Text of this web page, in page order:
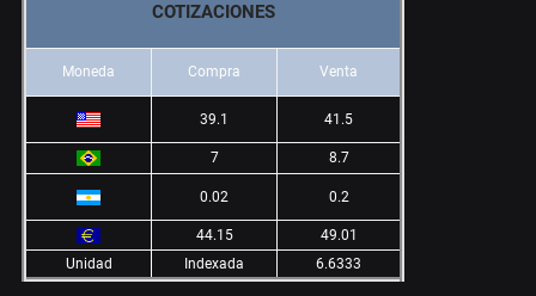
COTIZACIONES
Moneda Compra Venta
39.1 41.5
7 8.7
0.02 0.2
44.15
49.01
Unidad
Indexada 6.6333